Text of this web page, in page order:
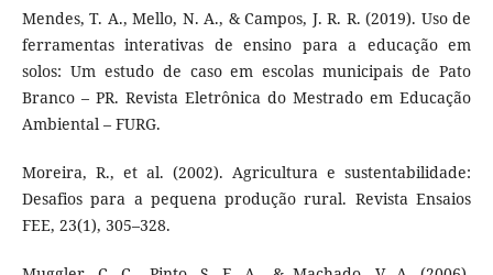
Mendes, T. A., Mello, N. A., & Campos, J. R. R. (2019). Uso de
ferramentas interativas de ensino para a educação em
solos: Um estudo de caso em escolas municipais de Pato
Branco – PR. Revista Eletrônica do Mestrado em Educação
Ambiental – FURG.
Moreira, R., et al. (2002). Agricultura e sustentabilidade:
Desafios para a pequena produção rural. Revista Ensaios
FEE, 23(1), 305–328.